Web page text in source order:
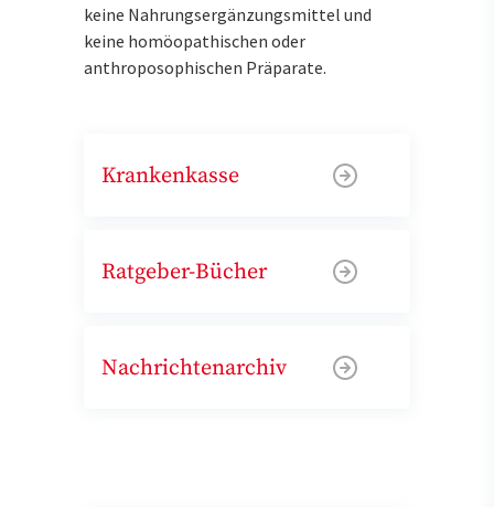
keine Nahrungsergänzungsmittel und
keine homöopathischen oder
anthroposophischen Präparate.
Krankenkasse
Ratgeber-Bücher
Nachrichtenarchiv